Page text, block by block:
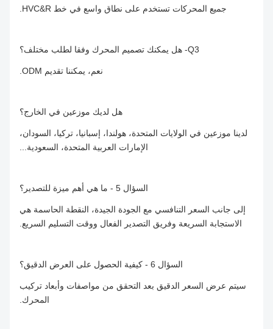
جميع المحركات تستخدم على نطاق واسع في خط HVC&R.
نعم، يمكننا تقديم ODM.
هل لديك موزعين في الخارج؟
لدينا موزعين في الولايات المتحدة، هولندا، إسبانيا، تركيا، السودان،
الإمارات العربية المتحدة، السعودية...
السؤال 5 - ما هي أهم ميزة للتصدير؟
إلى جانب السعر التنافسي مع الجودة الجيدة، النقطة الحاسمة هي
الاستجابة السريعة وفريق التصدير الفعال ووقت التسليم السريع.
السؤال 6 - كيفية الحصول على العرض الدقيق؟
سيتم عرض السعر الدقيق بعد التحقق من مواصفات وأبعاد تركيب
المحرك.